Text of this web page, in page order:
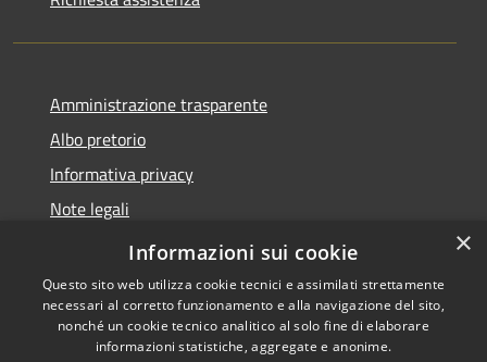
Amministrazione trasparente
Albo pretorio
Informativa privacy
Note legali
Dichiarazione di accessibilità
Copyright © 2026 • Comune di
×
Informazioni sui cookie
Questo sito web utilizza cookie tecnici e assimilati strettamente
necessari al corretto funzionamento e alla navigazione del sito,
nonché un cookie tecnico analitico al solo fine di elaborare
informazioni statistiche, aggregate e anonime.